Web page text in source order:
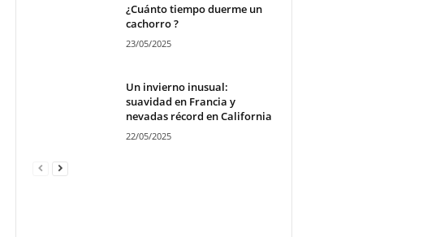
¿Cuánto tiempo duerme un
cachorro ?
23/05/2025
Un invierno inusual:
suavidad en Francia y
nevadas récord en California
22/05/2025